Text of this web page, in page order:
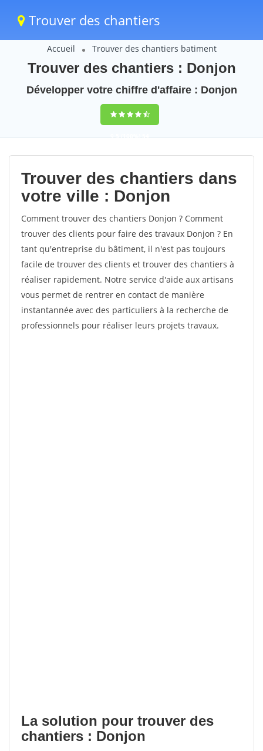
Trouver des chantiers
Accueil Trouver des chantiers batiment
Trouver des chantiers : Donjon
Développer votre chiffre d'affaire : Donjon
9,5(100%)54
votes
Trouver des chantiers dans
votre ville : Donjon
Comment trouver des chantiers Donjon ? Comment
trouver des clients pour faire des travaux Donjon ? En
tant qu'entreprise du bâtiment, il n'est pas toujours
facile de trouver des clients et trouver des chantiers à
réaliser rapidement. Notre service d'aide aux artisans
vous permet de rentrer en contact de manière
instantannée avec des particuliers à la recherche de
professionnels pour réaliser leurs projets travaux.
La solution pour trouver des
chantiers : Donjon